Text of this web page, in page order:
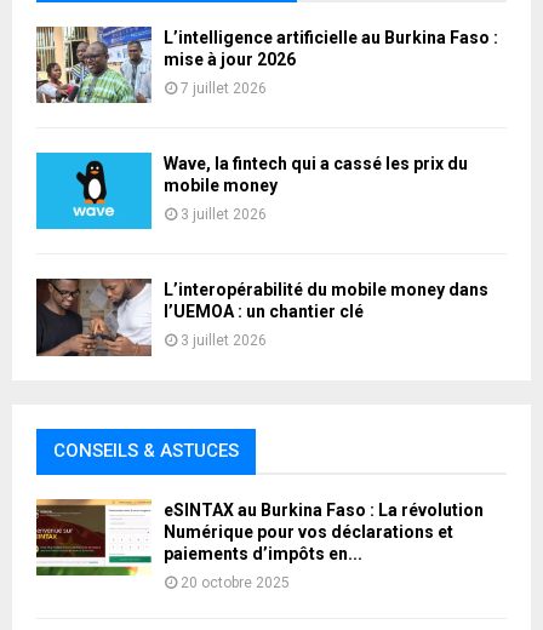
L’intelligence artificielle au Burkina Faso :
mise à jour 2026
7 juillet 2026
Wave, la fintech qui a cassé les prix du
mobile money
3 juillet 2026
L’interopérabilité du mobile money dans
l’UEMOA : un chantier clé
3 juillet 2026
CONSEILS & ASTUCES
eSINTAX au Burkina Faso : La révolution
Numérique pour vos déclarations et
paiements d’impôts en...
20 octobre 2025